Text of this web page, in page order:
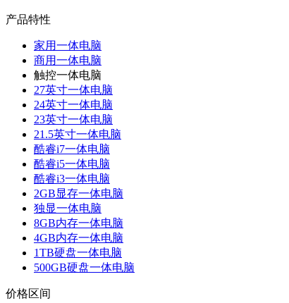
产品特性
家用一体电脑
商用一体电脑
触控一体电脑
27英寸一体电脑
24英寸一体电脑
23英寸一体电脑
21.5英寸一体电脑
酷睿i7一体电脑
酷睿i5一体电脑
酷睿i3一体电脑
2GB显存一体电脑
独显一体电脑
8GB内存一体电脑
4GB内存一体电脑
1TB硬盘一体电脑
500GB硬盘一体电脑
价格区间